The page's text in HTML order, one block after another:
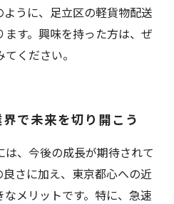
うに、足立区の軽貨物配送
す。興味を持った方は、ぜ
ください。
で未来を切り開こう
、今後の成長が期待されて
さに加え、東京都心への近
メリットです。特に、急速